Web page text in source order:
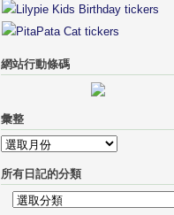
網站行動條碼
彙整
彙
整
所有日記的分類
所